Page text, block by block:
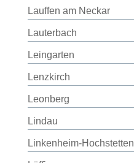
Lauffen am Neckar
Lauterbach
Leingarten
Lenzkirch
Leonberg
Lindau
Linkenheim-Hochstetten